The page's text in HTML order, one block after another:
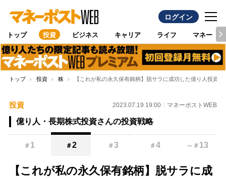
ログイン
トップ 投資 ビジネス キャリア ライフ マネー
トップ 投資 株 【これが私の永久保有銘柄】脱サラに成功した億り人投
投資 2023.07.19 19:00 マネーポストWEB
億り人・長期株式投資さんの投資戦略
＃ 1 ＃2 ＃3 ＃4 ～ ＃ 13
【これが私の永久保有銘柄】脱サラに成